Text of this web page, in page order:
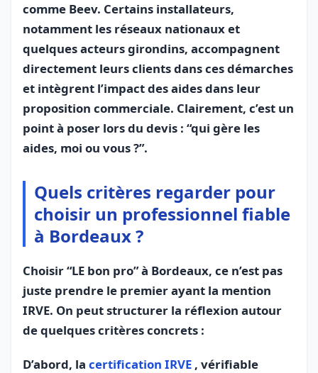
comme Beev. Certains installateurs,
notamment les réseaux nationaux et
quelques acteurs girondins, accompagnent
directement leurs clients dans ces démarches
et intègrent l’impact des aides dans leur
proposition commerciale. Clairement, c’est un
point à poser lors du devis : “qui gère les
aides, moi ou vous ?”.
Quels critères regarder pour
choisir un professionnel fiable
à Bordeaux ?
Choisir “LE bon pro” à Bordeaux, ce n’est pas
juste prendre le premier ayant la mention
IRVE. On peut structurer la réflexion autour
de quelques critères concrets :
D’abord, la certification IRVE , vérifiable